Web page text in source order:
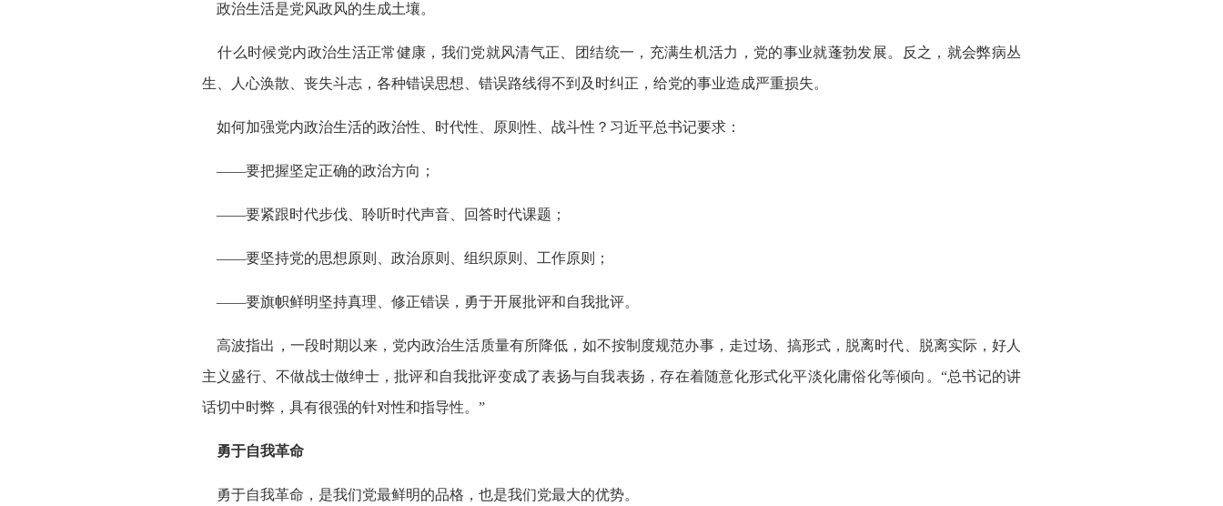
政治生活是党风政风的生成土壤。
什么时候党内政治生活正常健康，我们党就风清气正、团结统一，充满生机活力，党的事业就蓬勃发展。反之，就会弊病丛
生、人心涣散、丧失斗志，各种错误思想、错误路线得不到及时纠正，给党的事业造成严重损失。
如何加强党内政治生活的政治性、时代性、原则性、战斗性？习近平总书记要求：
——要把握坚定正确的政治方向；
——要紧跟时代步伐、聆听时代声音、回答时代课题；
——要坚持党的思想原则、政治原则、组织原则、工作原则；
——要旗帜鲜明坚持真理、修正错误，勇于开展批评和自我批评。
高波指出，一段时期以来，党内政治生活质量有所降低，如不按制度规范办事，走过场、搞形式，脱离时代、脱离实际，好人
主义盛行、不做战士做绅士，批评和自我批评变成了表扬与自我表扬，存在着随意化形式化平淡化庸俗化等倾向。“总书记的讲
话切中时弊，具有很强的针对性和指导性。”
勇于自我革命
勇于自我革命，是我们党最鲜明的品格，也是我们党最大的优势。